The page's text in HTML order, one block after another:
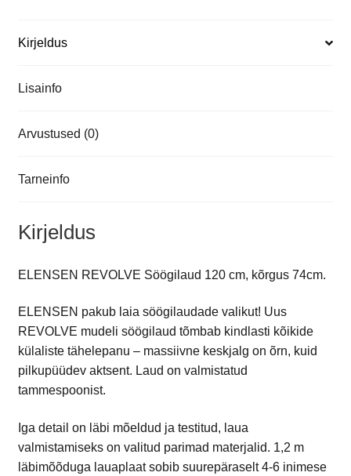
Kirjeldus
Lisainfo
Arvustused (0)
Tarneinfo
Kirjeldus
ELENSEN REVOLVE Söögilaud 120 cm, kõrgus 74cm.
ELENSEN pakub laia söögilaudade valikut! Uus
REVOLVE mudeli söögilaud tõmbab kindlasti kõikide
külaliste tähelepanu – massiivne keskjalg on õrn, kuid
pilkupüüdev aktsent. Laud on valmistatud
tammespoonist.
Iga detail on läbi mõeldud ja testitud, laua
valmistamiseks on valitud parimad materjalid. 1,2 m
läbimõõduga lauaplaat sobib suurepäraselt 4-6 inimese